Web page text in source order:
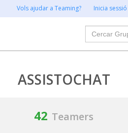
Vols ajudar a Teaming? Inicia sessió
Cercar
ASSISTOCHAT
42 Teamers